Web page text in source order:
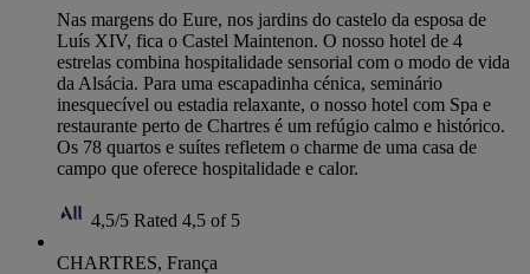
Nas margens do Eure, nos jardins do castelo da esposa de
Luís XIV, fica o Castel Maintenon. O nosso hotel de 4
estrelas combina hospitalidade sensorial com o modo de vida
da Alsácia. Para uma escapadinha cénica, seminário
inesquecível ou estadia relaxante, o nosso hotel com Spa e
restaurante perto de Chartres é um refúgio calmo e histórico.
Os 78 quartos e suítes refletem o charme de uma casa de
campo que oferece hospitalidade e calor.
4,5/5 Rated 4,5 of 5
CHARTRES, França